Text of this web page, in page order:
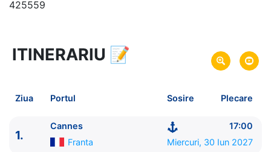
425559
8 zile vacanta de croaziera in
Marea Mediterana de Vest si Insulele Baleare -
link
Sosire pe 07 Iul 2027 Franta
ITINERARIU 📝
Ziua Portul Sosire Plecare
1.
Cannes
17:00
Franta
Miercuri, 30 Iun 2027